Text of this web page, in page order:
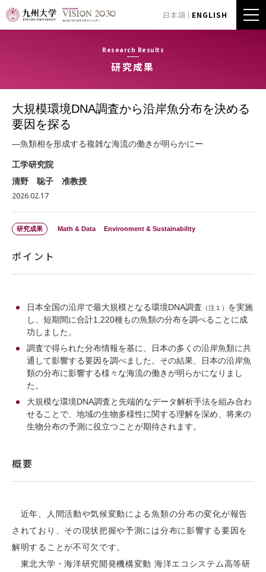
日本語 ENGLISH
Research Results
研究成果
大規模環境DNA調査から沿岸魚分布を決める
要因を探る
―魚類相を形成する複雑な海流の働きが明らかにー
工学研究院
清野 聡子 准教授
2026.02.17
研究成果 Math & Data Environment & Sustainability
ポイント
日本全国の沿岸で最大規模となる環境DNA調査 （注１） を実施
し、短期間に合計1,220種もの魚類の分布を調べることに成
功しました。
調査で得られた分布情報を基に、日本の多くの沿岸魚類に共
通して影響する要因を調べました。その結果、日本の沿岸魚
類の分布に影響する様々な海流の働きが明らかになりまし
た。
大規模な環境DNA調査と先端的なデータ解析手法を組み合わ
せることで、地域の生物多様性に関する理解を深め、将来の
生物分布の予測に役立つことが期待されます。
概要
近年、人間活動や気候変動による魚類の分布の変化が報告
されており、その現状把握や予測には分布に影響する要因を
解明することが不可欠です。
東北大学・海洋研究開発機構変動 海洋エコシステム高等研